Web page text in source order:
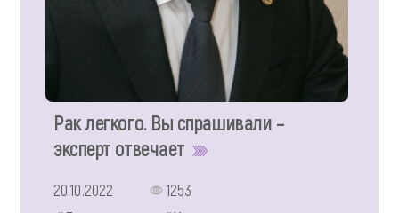
Рак легкого. Вы спрашивали –
эксперт отвечает
20.10.2022
1253